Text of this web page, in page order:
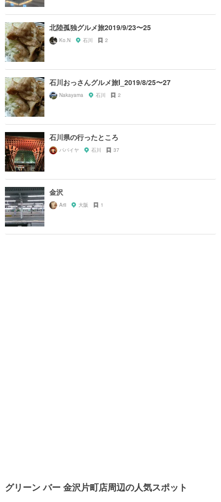
北陸孤独グルメ旅2019/9/23〜25
Ko.N 石川 2
石川おっさんグルメ旅I_2019/8/25〜27
Nakayama 石川 2
石川県の行ったところ
パパイヤ 石川 37
金沢
Arii 大阪 1
グリーン バー 金沢片町店周辺の人気スポット